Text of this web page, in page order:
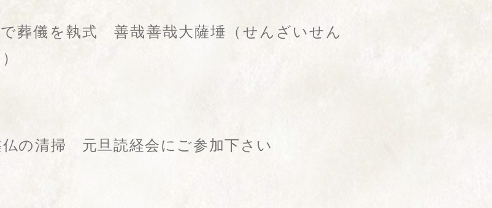
葬儀を執式 善哉善哉大薩埵（せんざいせん
仏の清掃 元旦読経会にご参加下さい